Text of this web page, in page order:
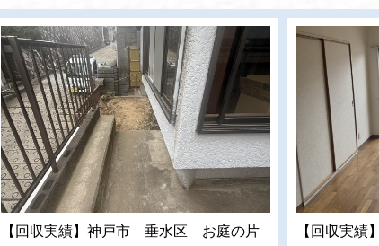
【回収実績】神戸市 垂水区 お庭の片
【回収実